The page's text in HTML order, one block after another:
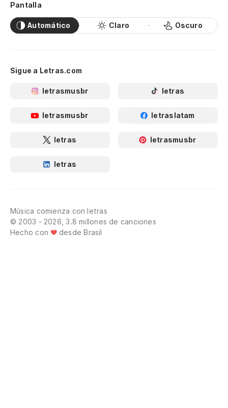
Pantalla
Automático Claro Oscuro
Sigue a Letras.com
letrasmusbr letras
letrasmusbr letraslatam
letras letrasmusbr
letras
Música comienza con letras
© 2003 - 2026, 3.8 millones de canciones
Hecho con
desde Brasil